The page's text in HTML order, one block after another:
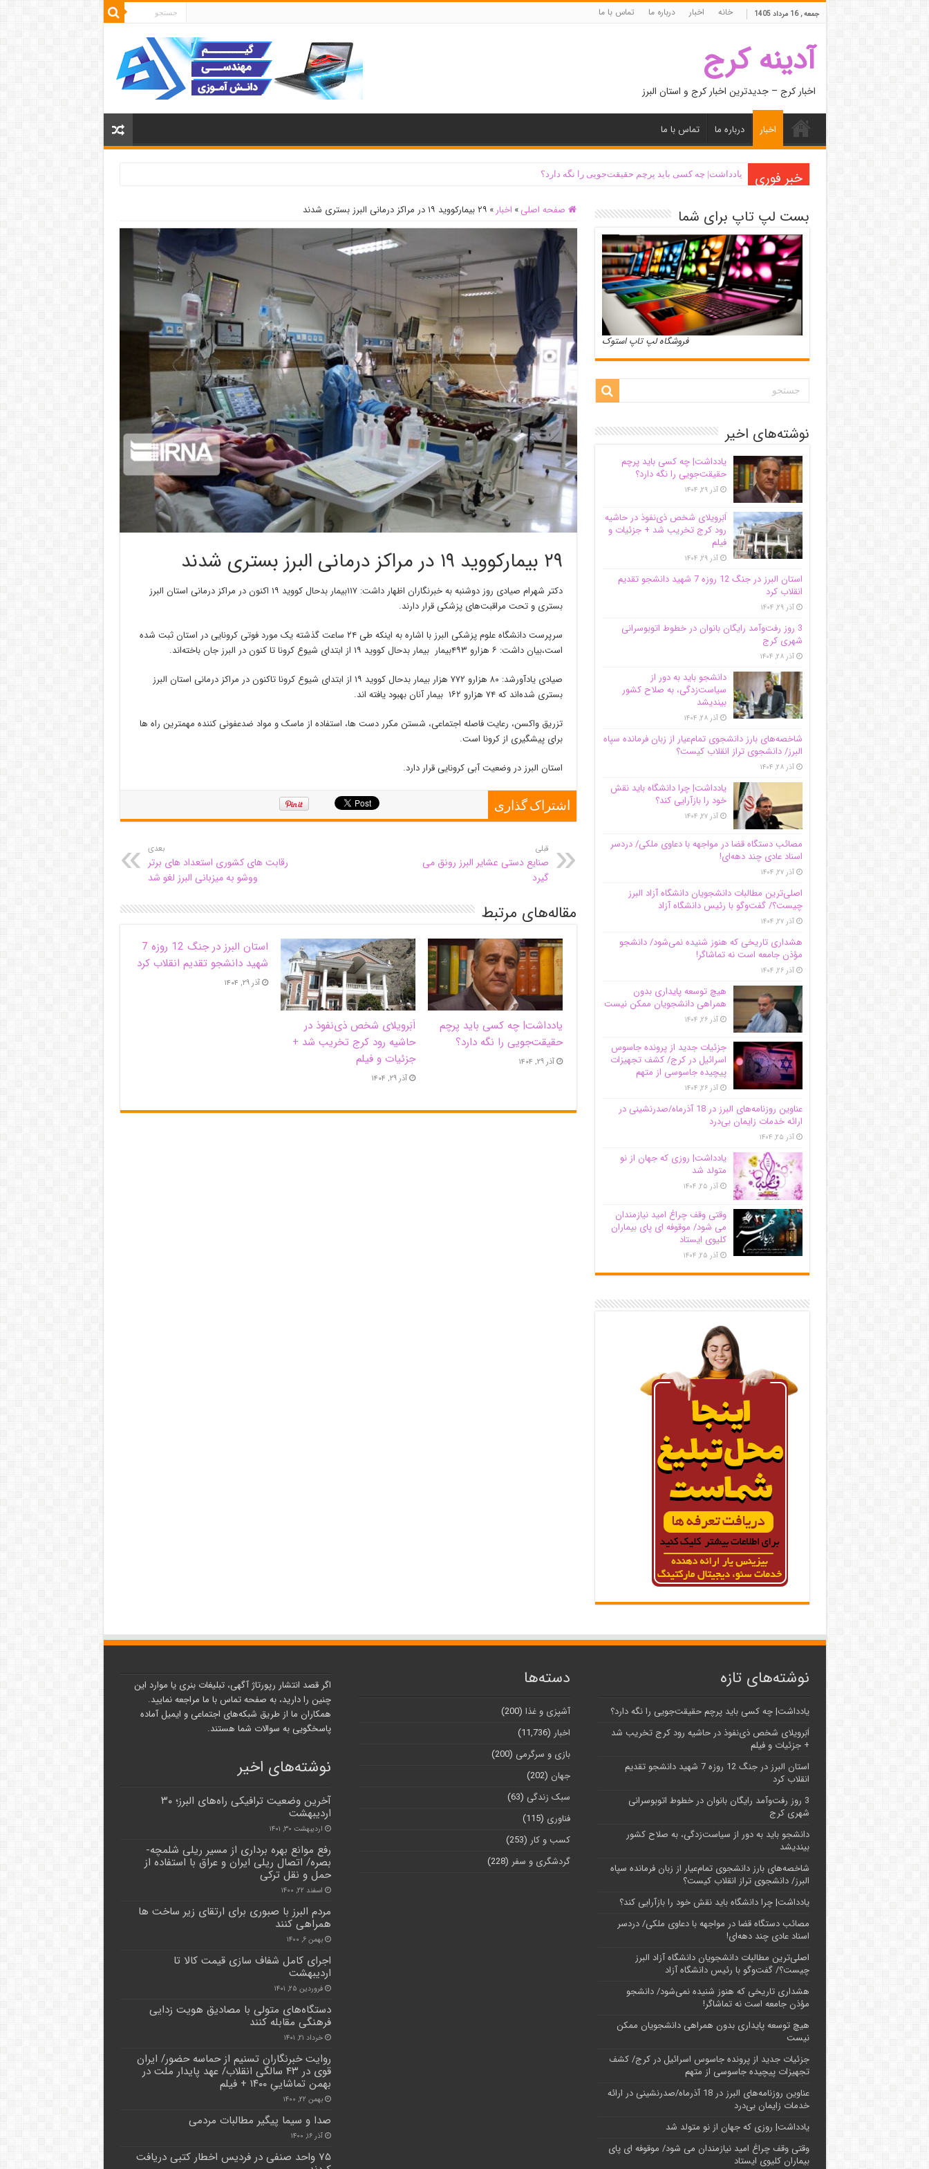
جمعه , 16 مرداد 1405 خانه اخبار درباره ما تماس با ما
آدینه کرج
اخبار کرج – جدیدترین اخبار کرج و استان البرز
اخبار درباره ما تماس با ما
خبر فوری یادداشت| ‌چه کسی باید پرچم حقیقت‌جویی را نگه دارد؟
صفحه اصلی » اخبار » ۲۹ بیمارکووید ۱۹ در مراکز درمانی البرز بستری شدند
۲۹ بیمارکووید ۱۹ در مراکز درمانی البرز بستری شدند
دکتر شهرام صیادی روز دوشنبه به خبرنگاران اظهار داشت: ۱۱۷بیمار بدحال کووید ۱۹ اکنون در مراکز درمانی استان البرز
بستری و تحت مراقبت‌های پزشکی قرار دارند.
سرپرست دانشگاه علوم پزشکی البرز با اشاره به اینکه طی ۲۴ ساعت گذشته یک مورد فوتی کرونایی در استان ثبت شده
است،‌بیان داشت: ۶ هزارو ۴۹۳بیمار بیمار بدحال کووید ۱۹ از ابتدای شیوع کرونا تا کنون در البرز جان باخته‌اند.
صیادی یادآورشد: ۸۰ هزارو ۷۷۲ هزار بیمار بدحال کووید ۱۹ از ابتدای شیوع کرونا تاکنون در مراکز درمانی استان البرز
بستری شده‌اند که ۷۴ هزارو ۱۶۲ بیمار آنان بهبود یافته اند.
تزریق واکسن، رعایت فاصله اجتماعی، شستن مکرر دست ها، استفاده از ماسک و مواد ضدعفونی کننده مهمترین راه ها
برای پیشگیری از کرونا است.
استان البرز در وضعیت آبی کرونایی قرار دارد.
اشتراک گذاری
قبلی
صنایع دستی عشایر البرز رونق می
گیرد
بعدی
رقابت های کشوری استعداد های برتر
ووشو به میزبانی البرز لغو شد
مقاله‌های مرتبط
یادداشت| ‌چه کسی باید پرچم
حقیقت‌جویی را نگه دارد؟
آذر ۲۹, ۱۴۰۴
اَبَر‌ویلای شخص ذی‌نفوذ در
حاشیه‌ رود کرج تخریب شد +
جزئیات و فیلم
آذر ۲۹, ۱۴۰۴
استان البرز در جنگ 12 روزه 7
شهید دانشجو تقدیم انقلاب کرد
آذر ۲۹, ۱۴۰۴
بست لپ تاپ برای شما
فروشگاه لپ تاپ استوک
نوشته‌های اخیر
یادداشت| ‌چه کسی باید پرچم
حقیقت‌جویی را نگه دارد؟
آذر ۲۹, ۱۴۰۴
اَبَر‌ویلای شخص ذی‌نفوذ در حاشیه‌
رود کرج تخریب شد + جزئیات و
فیلم
آذر ۲۹, ۱۴۰۴
استان البرز در جنگ 12 روزه 7 شهید دانشجو تقدیم
انقلاب کرد
آذر ۲۹, ۱۴۰۴
3 روز رفت‌وآمد رایگان بانوان در خطوط اتوبوسرانی
شهری کرج
آذر ۲۸, ۱۴۰۴
دانشجو باید به دور از
سیاست‌زدگی، به صلاح کشور
بیندیشد
آذر ۲۸, ۱۴۰۴
شاخصه‌های بارز دانشجوی تمام‌عیار از زبان فرمانده سپاه
البرز/ دانشجوی تراز انقلاب کیست؟
آذر ۲۸, ۱۴۰۴
یادداشت| چرا دانشگاه باید نقش
خود را بازآرایی کند؟
آذر ۲۷, ۱۴۰۴
مصائب دستگاه قضا در مواجهه با دعاوی ملکی/ دردسر
اسناد عادی چند‌ دهه‌ای!
آذر ۲۷, ۱۴۰۴
اصلی‌ترین مطالبات دانشجویان دانشگاه آزاد البرز
چیست؟/ گفت‌وگو با رئیس دانشگاه آز‌اد
آذر ۲۷, ۱۴۰۴
هشداری تاریخی که هنوز شنیده نمی‌شود/ دانشجو
مؤذن جامعه است نه تماشاگر!
آذر ۲۶, ۱۴۰۴
هیچ توسعه پایداری بدون
همراهی دانشجویان ممکن نیست
آذر ۲۶, ۱۴۰۴
جزئیات جدید از پرونده جاسوس
اسرائیل در کرج/‌ کشف تجهیزات
پیچیده جاسوسی از متهم
آذر ۲۶, ۱۴۰۴
عناوین روزنامه‌های البرز در ‌18 آذرماه/صدرنشینی در
ارائه خدمات زایمان بی‌درد
آذر ۲۵, ۱۴۰۴
یادداشت| روزی که جهان از نو
متولد شد
آذر ۲۵, ۱۴۰۴
وقتی وقف چراغ امید نیازمندان
می شود/ موقوفه ای پای بیماران
کلیوی ایستاد
آذر ۲۵, ۱۴۰۴
نوشته‌های تازه
یادداشت| ‌چه کسی باید پرچم حقیقت‌جویی را نگه دارد؟
اَبَر‌ویلای شخص ذی‌نفوذ در حاشیه‌ رود کرج تخریب شد
+ جزئیات و فیلم
استان البرز در جنگ 12 روزه 7 شهید دانشجو تقدیم
انقلاب کرد
3 روز رفت‌وآمد رایگان بانوان در خطوط اتوبوسرانی
شهری کرج
دانشجو باید به دور از سیاست‌زدگی، به صلاح کشور
بیندیشد
شاخصه‌های بارز دانشجوی تمام‌عیار از زبان فرمانده سپاه
البرز/ دانشجوی تراز انقلاب کیست؟
یادداشت| چرا دانشگاه باید نقش خود را بازآرایی کند؟
مصائب دستگاه قضا در مواجهه با دعاوی ملکی/ دردسر
اسناد عادی چند‌ دهه‌ای!
اصلی‌ترین مطالبات دانشجویان دانشگاه آزاد البرز
چیست؟/ گفت‌وگو با رئیس دانشگاه آز‌اد
هشداری تاریخی که هنوز شنیده نمی‌شود/ دانشجو
مؤذن جامعه است نه تماشاگر!
هیچ توسعه پایداری بدون همراهی دانشجویان ممکن
نیست
جزئیات جدید از پرونده جاسوس اسرائیل در کرج/‌ کشف
تجهیزات پیچیده جاسوسی از متهم
عناوین روزنامه‌های البرز در ‌18 آذرماه/صدرنشینی در ارائه
خدمات زایمان بی‌درد
یادداشت| روزی که جهان از نو متولد شد
وقتی وقف چراغ امید نیازمندان می شود/ موقوفه ای پای
بیماران کلیوی ایستاد
دسته‌ها
آشپزی و غذا (200)
اخبار (11,736)
بازی و سرگرمی (200)
جهان (202)
سبک زندگی (63)
فناوری (115)
کسب و کار (253)
گردشگری و سفر (228)
اگر قصد انتشار رپورتاژ آگهی، تبلیغات بنری یا موارد این
چنین را دارید، به صفحه تماس با ما مراجعه نمایید.
همکاران ما از طریق شبکه‌های اجتماعی و ایمیل آماده
پاسخگویی به سوالات شما هستند.
نوشته‌های اخیر
آخرین وضعیت ترافیکی راه‌های البرز؛ ۳۰
اردیبهشت
اردیبهشت ۳۰, ۱۴۰۱
رفع موانع بهره برداری از مسیر ریلی شلمچه-
بصره/ اتصال ریلی ایران و عراق با استفاده از
حمل و نقل ترکی
اسفند ۲۲, ۱۴۰۰
مردم البرز با صبوری برای ارتقای زیر ساخت ها
همراهی کنند
بهمن ۶, ۱۴۰۰
اجرای کامل شفاف سازی قیمت کالا تا
اردیبهشت
فروردین ۲۵, ۱۴۰۱
دستگاه‌های متولی با مصادیق هویت زدایی
فرهنگی مقابله کنند
خرداد ۲۱, ۱۴۰۱
روایت خبرنگاران تسنیم از حماسه‌‌ حضور/ ایران
قوی در ۴۳ سالگی انقلاب/ عهد پایدار ملت در
بهمن تماشاییِ ۱۴۰۰ + فیلم
بهمن ۲۲, ۱۴۰۰
صدا و سیما پیگیر مطالبات مردمی
آذر ۱۶, ۱۴۰۰
۷۵ واحد صنفی در فردیس اخطار کتبی دریافت